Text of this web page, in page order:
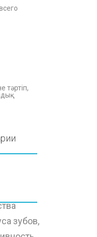
зубов,
тәртіп,